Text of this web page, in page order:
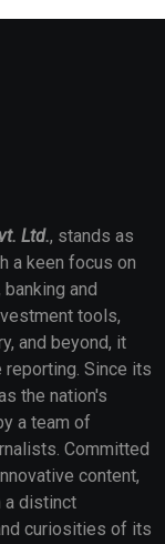
Ltd., stands as
a keen focus on
and
tools,
and beyond, it
Since its
the nation's
a team of
Committed
content,
a distinct
curiosities of its